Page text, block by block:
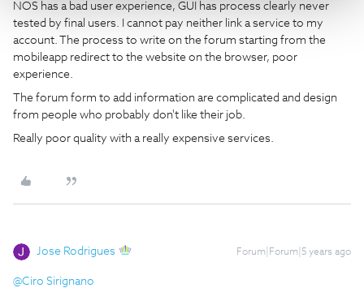
NOS has a bad user experience, GUI has process clearly never
tested by final users. I cannot pay neither link a service to my
account. The process to write on the forum starting from the
mobileapp redirect to the website on the browser, poor
experience.
The forum form to add information are complicated and design
from people who probably don't like their job.
Really poor quality with a really expensive services.
Jose Rodrigues Forum|Forum|5 years ago
@Ciro Sirignano